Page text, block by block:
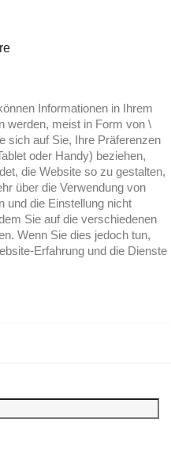
Informationen in Ihrem
werden, meist in Form von \
sich auf Sie, Ihre Präferenzen
oder Handy) beziehen,
die Website so zu gestalten,
über die Verwendung von
und die Einstellung nicht
Sie auf die verschiedenen
Wenn Sie dies jedoch tun,
Erfahrung und die Dienste